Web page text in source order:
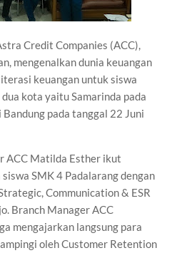
Credit Companies (ACC),
mengenalkan dunia keuangan
keuangan untuk siswa
kota yaitu Samarinda pada
pada tanggal 22 Juni
ACC Matilda Esther ikut
SMK 4 Padalarang dengan
Communication & ESR
Branch Manager ACC
mengajarkan langsung para
oleh Customer Retention